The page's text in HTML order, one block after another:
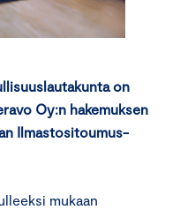
on
Oy:n hakemuksen
Ilmastositoumus-
mukaan